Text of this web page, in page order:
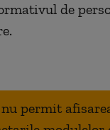
de
permit